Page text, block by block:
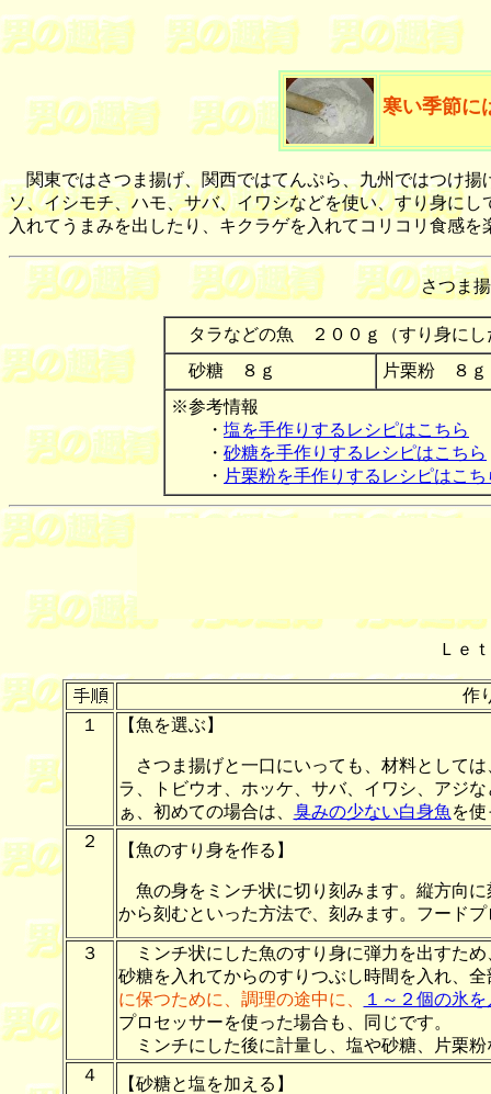
寒い季節に
関東ではさつま揚げ、関西ではてんぷら、九州ではつけ揚
ソ、イシモチ、ハモ、サバ、イワシなどを使い、すり身に
入れてうまみを出したり、キクラゲを入れてコリコリ食感を
さつま
タラなどの魚 ２００ｇ（すり身にし
砂糖 ８ｇ
片栗粉
※参考情報
・ 塩を手作りするレシピはこちら
・ 砂糖を手作りするレシピはこちら
・ 片栗粉を手作りするレシピはこち
Ｌｅ
作
１
【魚を選ぶ】
さつま揚げと一口にいっても、材料としては
ラ、トビウオ、ホッケ、サバ、イワシ、アジな
ぁ、初めての場合は、 臭みの少ない白身魚 を
２
【魚のすり身を作る】
魚の身をミンチ状に切り刻みます。 縦方向に
から刻むといった方法で、刻みます。フード
３
ミンチ状にした魚のすり身に弾力を出すため
砂糖を入れてからのすりつぶし時間を入れ、
に保つために、調理の途中に、
１～２個の氷
プロセッサーを使った場合も、同じです。
ミンチにした後に計量し、塩や砂糖、片栗粉
４
【砂糖と塩を加える】